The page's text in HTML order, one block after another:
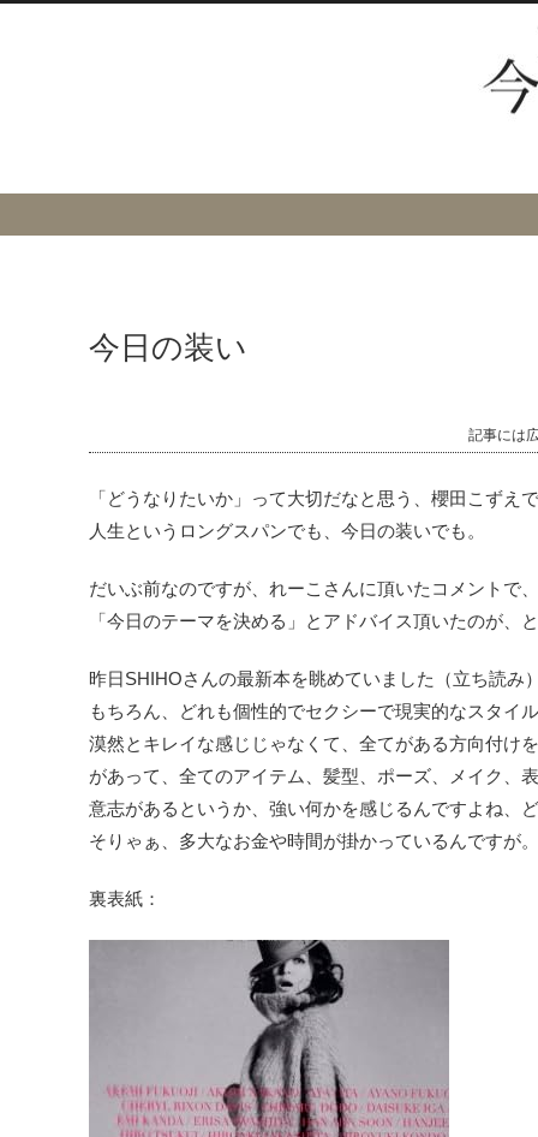
今日の装い
記事には
「どうなりたいか」って大切だなと思う、櫻田こずえ
人生というロングスパンでも、今日の装いでも。
だいぶ前なのですが、れーこさんに頂いたコメントで
「今日のテーマを決める」とアドバイス頂いたのが、
昨日SHIHOさんの最新本を眺めていました（立ち読み）
もちろん、どれも個性的でセクシーで現実的なスタイ
漠然とキレイな感じじゃなくて、全てがある方向付け
があって、全てのアイテム、髪型、ポーズ、メイク、
意志があるというか、強い何かを感じるんですよね、
そりゃぁ、多大なお金や時間が掛かっているんですが。
裏表紙：